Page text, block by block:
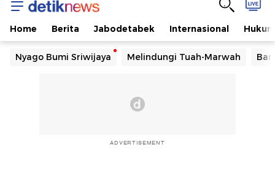
Home Berita Jabodetabek Internasional Hukum
Nyago Bumi Sriwijaya Melindungi Tuah-Marwah
ADVERTISEMENT